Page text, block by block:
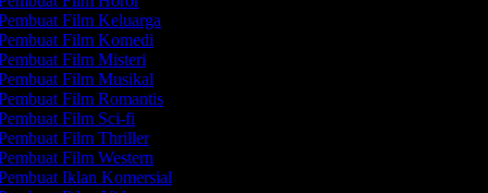
Film Keluarga
Film Komedi
Film Misteri
Film Musikal
Film Romantis
Film Sci-fi
Film Thriller
Film Western
Iklan Komersial